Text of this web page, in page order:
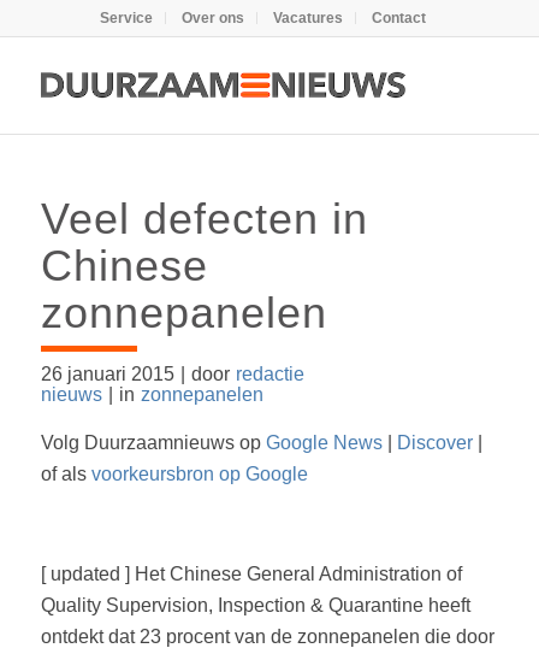
Service Over ons Vacatures Contact
Veel defecten in
Chinese
zonnepanelen
26 januari 2015 door redactie
nieuws
in zonnepanelen
Volg Duurzaamnieuws op Google News| Discover|
of als voorkeursbron op Google
[ updated ] Het Chinese General Administration of
Quality Supervision, Inspection & Quarantine heeft
ontdekt dat 23 procent van de zonnepanelen die door